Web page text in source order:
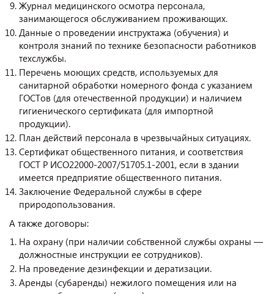
Журнал медицинского осмотра персонала,
занимающегося обслуживанием проживающих.
Данные о проведении инструктажа (обучения) и
контроля знаний по технике безопасности работников
техслужбы.
Перечень моющих средств, используемых для
санитарной обработки номерного фонда с указанием
ГОСТов (для отечественной продукции) и наличием
гигиенического сертификата (для импортной
продукции).
План действий персонала в чрезвычайных ситуациях.
Сертификат общественного питания, и соответствия
ГОСТ Р ИСО22000-2007/51705.1-2001, если в здании
имеется предприятие общественного питания.
Заключение Федеральной службы в сфере
природопользования.
А также договоры:
На охрану (при наличии собственной службы охраны —
должностные инструкции ее сотрудников).
На проведение дезинфекции и дератизации.
Аренды (субаренды) нежилого помещения или на